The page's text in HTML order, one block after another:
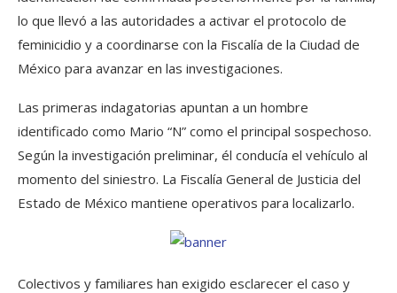
lo que llevó a las autoridades a activar el protocolo de
feminicidio y a coordinarse con la Fiscalía de la Ciudad de
México para avanzar en las investigaciones.
Las primeras indagatorias apuntan a un hombre
identificado como Mario “N” como el principal sospechoso.
Según la investigación preliminar, él conducía el vehículo al
momento del siniestro. La Fiscalía General de Justicia del
Estado de México mantiene operativos para localizarlo.
Colectivos y familiares han exigido esclarecer el caso y